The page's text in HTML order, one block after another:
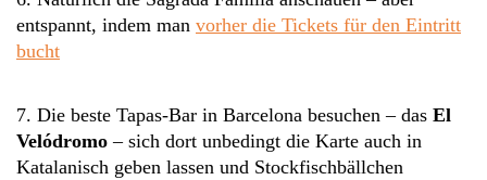
entspannt, indem man vorher die Tickets für den Eintritt
bucht
7. Die beste Tapas-Bar in Barcelona besuchen – das El
Velódromo – sich dort unbedingt die Karte auch in
Katalanisch geben lassen und Stockfischbällchen